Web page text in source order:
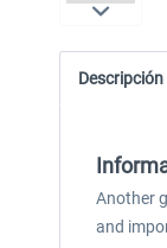
Descripción
Another
and